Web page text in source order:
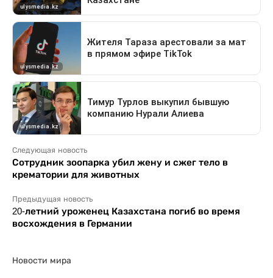
Следующая новость
Сотрудник зоопарка убил жену и сжег тело в
крематории для животных
Предыдущая новость
20-летний уроженец Казахстана погиб во время
восхождения в Германии
Новости мира